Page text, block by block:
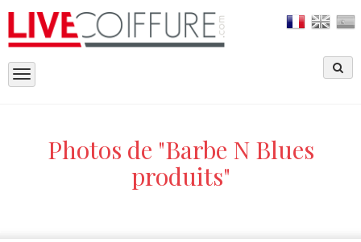
Toggle
Photos de "Barbe N Blues
produits"